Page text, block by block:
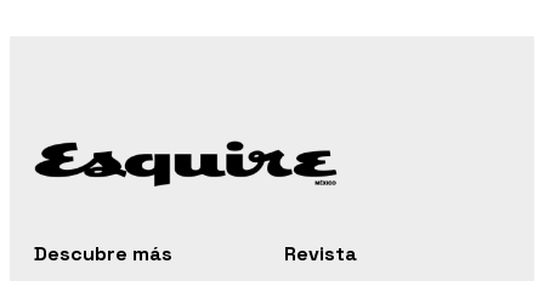
Descubre más
Revista